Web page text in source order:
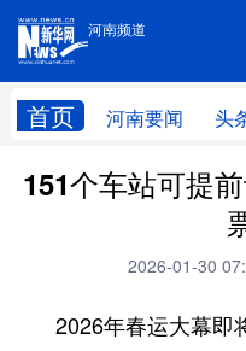
河南频道
首页 河南要闻 头
河南频道
频道首页
新
廉政
151个车站可提
2026-01-30
2026年春运大幕即